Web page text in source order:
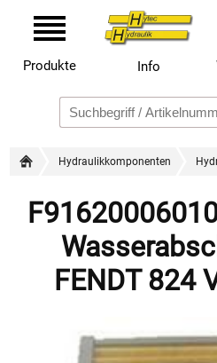
Produkte Info
Hydraulikkomponenten
FENDT 824